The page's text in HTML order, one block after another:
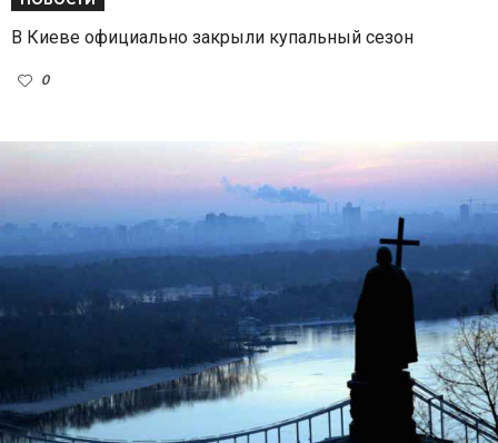
В Киеве официально закрыли купальный сезон
0